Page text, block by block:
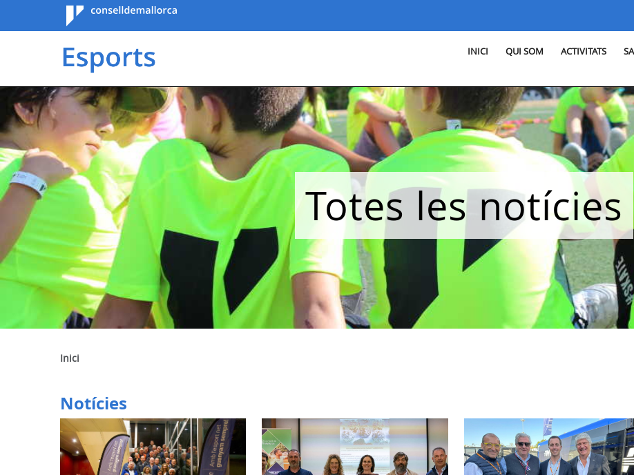
Consell de
Mallorca
INICI QUI SOM ACTIVITATS
Totes les notícies
Inici
Notícies